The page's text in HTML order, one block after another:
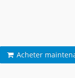
Acheter